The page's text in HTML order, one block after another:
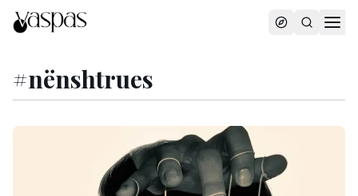
#nënshtrues